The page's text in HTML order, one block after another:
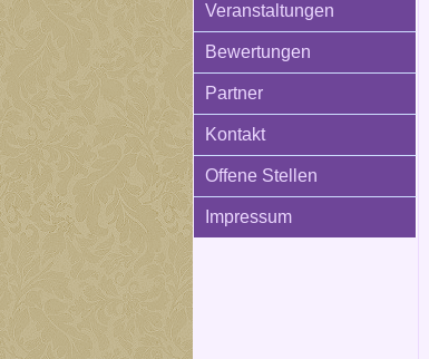
Veranstaltungen
Bewertungen
Partner
Kontakt
Offene Stellen
Impressum